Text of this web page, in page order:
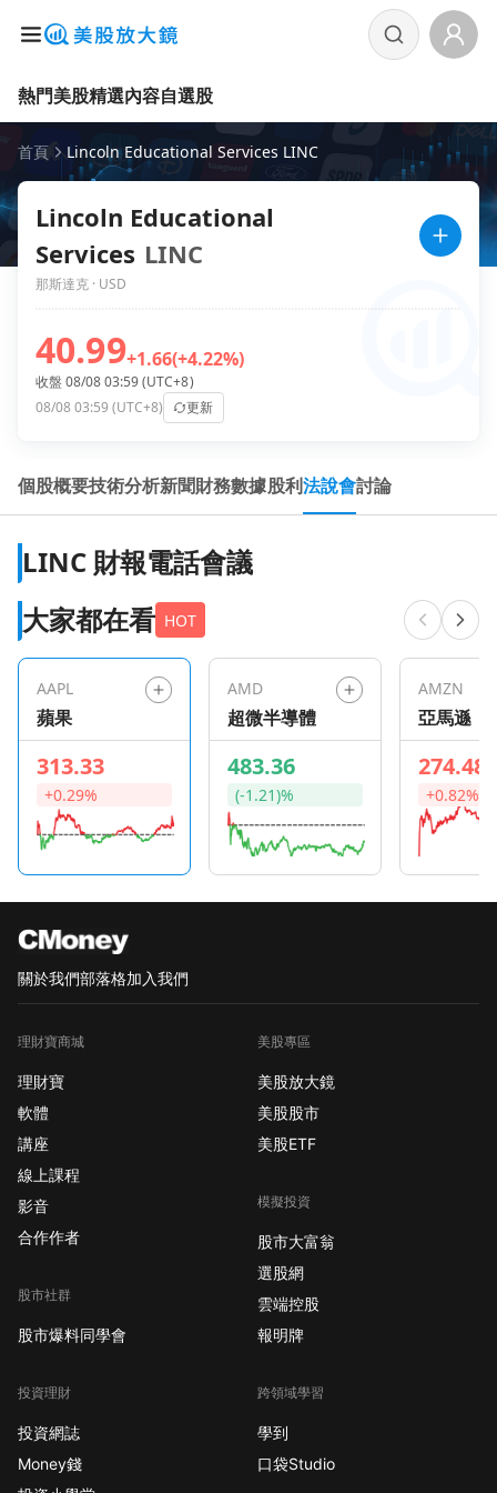
熱門美股精選內容自選股
首頁 Lincoln Educational Services LINC
Lincoln Educational
Services LINC
那斯達克 · USD
40.99+1.66(+4.22%)
收盤 08/08 03:59 (UTC+8)
08/08 03:59 (UTC+8)
更新
個股概要技術分析新聞財務數據股利法說會討論
LINC 財報電話會議
大家都在看 HOT
AAPL
蘋果
313.33
+0.29%
AMD
超微半導體
483.36
(-1.21)%
AMZN
亞馬遜
274.48
+0.82%
關於我們部落格加入我們
理財寶商城
理財寶
軟體
講座
線上課程
影音
合作作者
股市社群
股市爆料同學會
投資理財
投資網誌
Money錢
美股專區
美股放大鏡
美股股市
美股ETF
模擬投資
股市大富翁
選股網
雲端控股
報明牌
跨領域學習
學到
口袋Studio